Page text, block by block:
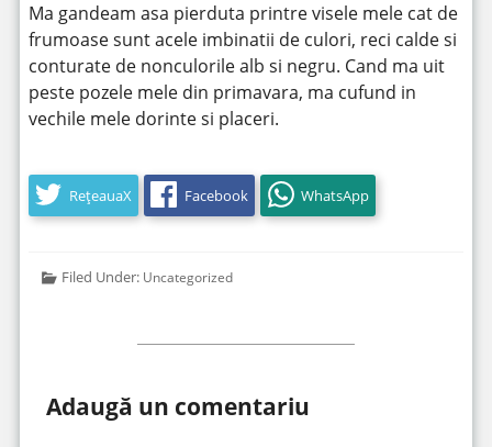
Ma gandeam asa pierduta printre visele mele cat de
frumoase sunt acele imbinatii de culori, reci calde si
conturate de nonculorile alb si negru. Cand ma uit
peste pozele mele din primavara, ma cufund in
vechile mele dorinte si placeri.
RețeauaX Facebook WhatsApp
Filed Under: Uncategorized
Adaugă un comentariu